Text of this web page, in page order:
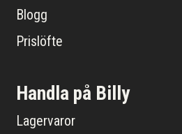
Blogg
Prislöfte
Handla på Billy
Lagervaror